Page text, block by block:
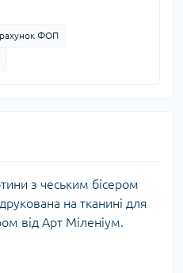
ФОП
з чеським бісером
на тканині для
від Арт Міленіум.